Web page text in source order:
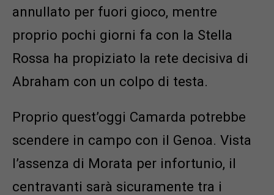
annullato per fuori gioco, mentre
proprio pochi giorni fa con la Stella
Rossa ha propiziato la rete decisiva di
Abraham con un colpo di testa.
Proprio quest’oggi Camarda potrebbe
scendere in campo con il Genoa. Vista
l’assenza di Morata per infortunio, il
centravanti sarà sicuramente tra i